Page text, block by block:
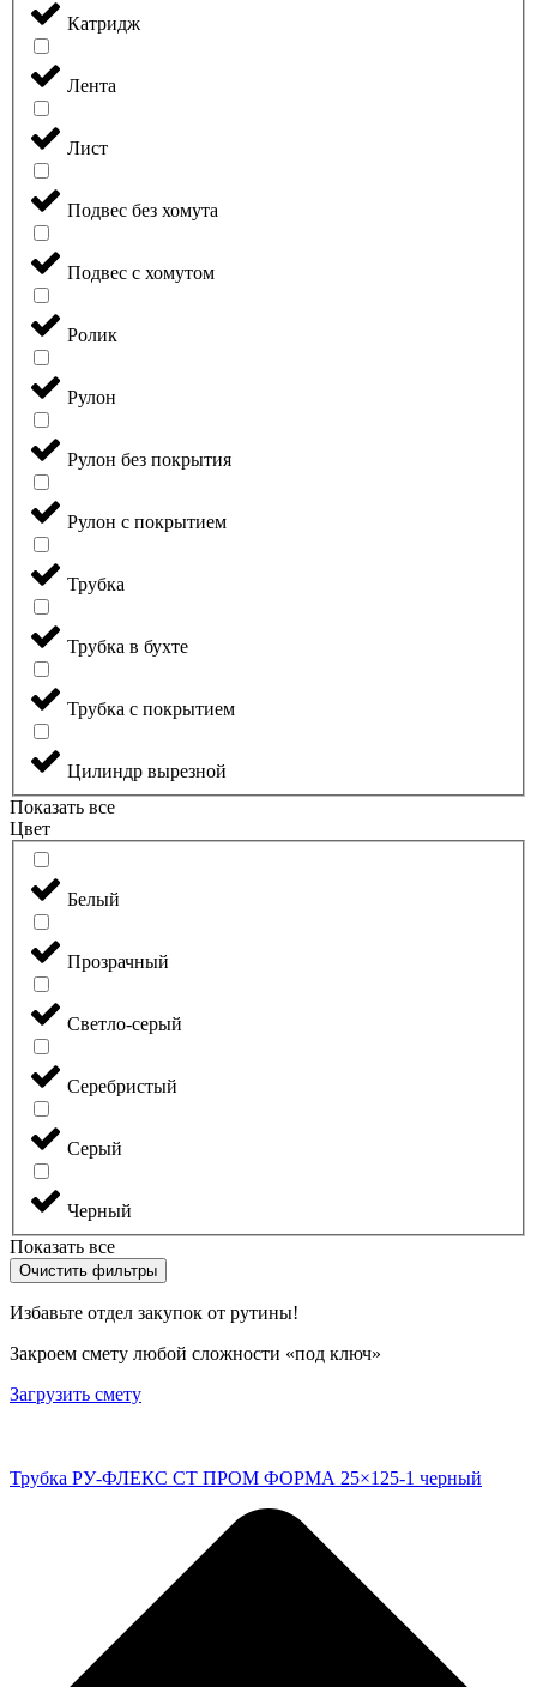
Катридж
Лента
Лист
Подвес без хомута
Подвес с хомутом
Ролик
Рулон
Рулон без покрытия
Рулон с покрытием
Трубка
Трубка в бухте
Трубка с покрытием
Цилиндр вырезной
Показать все
Цвет
Белый
Прозрачный
Светло-серый
Серебристый
Серый
Черный
Показать все
Очистить фильтры
Избавьте отдел закупок от рутины!
Закроем смету любой сложности «под ключ»
Загрузить смету
Трубка РУ-ФЛЕКС СТ ПРОМ ФОРМА 25×125-1 черный